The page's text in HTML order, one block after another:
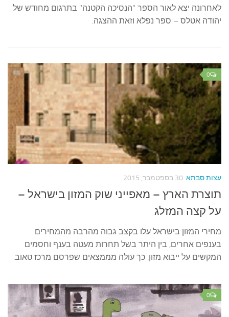
לאחרונה יצא לאור הספר "הנסיכה הקטנה" בתרגום מחודש של
יהודה אטלס – ספר נפלא וזאת ההצגה.
0
עצות סבתא 30 בספטמבר, 2015
תוצרת הארץ – מאפייני שוק המזון בישראל –
על קצה המזלג
מחירי המזון בישראל עלו בקצב גבוה מהרבה מהמחירים
בענפים אחרים, בין היתר בשל תחרות מעטה בענף וחסמים
המקשים על ייבוא מזון. כך עולה מממצאים שפרסם מרכז טאוב.
0